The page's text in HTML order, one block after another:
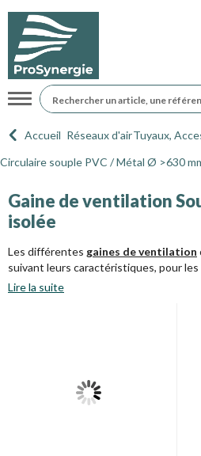
Navigation
Accueil Réseaux d'airTuyaux,
Circulaire souple PVC / Métal Ø >630
Gaine de ventilation
isolée
Les différentes gaines de ventilation
suivant leurs caractéristiques, pour les
simple flux
une gaine d'extraction d'air traversant
Lire la suite